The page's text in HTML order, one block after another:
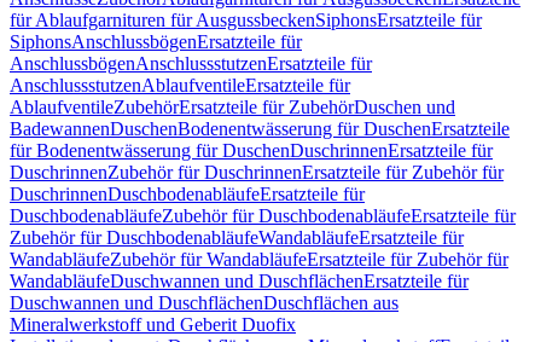
für Ablaufgarnituren für AusgussbeckenSiphonsErsatzteile für
SiphonsAnschlussbögenErsatzteile für
AnschlussbögenAnschlussstutzenErsatzteile für
AnschlussstutzenAblaufventileErsatzteile für
AblaufventileZubehörErsatzteile für ZubehörDuschen und
BadewannenDuschenBodenentwässerung für DuschenErsatzteile
für Bodenentwässerung für DuschenDuschrinnenErsatzteile für
DuschrinnenZubehör für DuschrinnenErsatzteile für Zubehör für
DuschrinnenDuschbodenabläufeErsatzteile für
DuschbodenabläufeZubehör für DuschbodenabläufeErsatzteile für
Zubehör für DuschbodenabläufeWandabläufeErsatzteile für
WandabläufeZubehör für WandabläufeErsatzteile für Zubehör für
WandabläufeDuschwannen und DuschflächenErsatzteile für
Duschwannen und DuschflächenDuschflächen aus
Mineralwerkstoff und Geberit Duofix